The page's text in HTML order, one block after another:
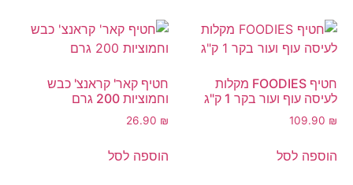
חטיף FOODIES מקלות
לעיסה עוף ועור בקר 1 ק"ג
109.90 ₪
הוספה לסל
חטיף קאר' קראנצ' כבש
וחמוציות 200 גרם
26.90 ₪
הוספה לסל